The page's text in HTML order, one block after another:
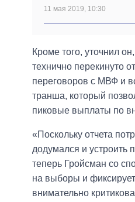
11 мая 2019, 10:30
Кроме того, уточнил
технично перекинуто
переговоров с МВФ и
транша, который
пиковые выплаты по
«Поскольку отчета
додумался и устроить
теперь Гройсман со
на выборы и фиксирует
внимательно